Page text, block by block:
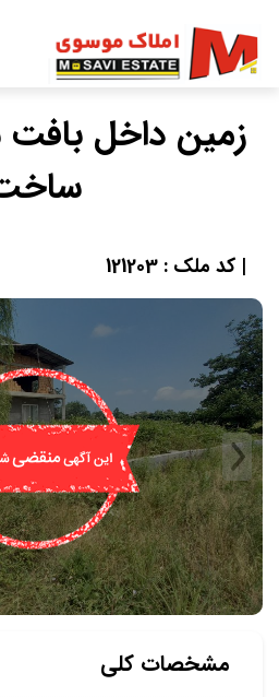
زمین داخل بافت
| کد ملک : 121203
مشخصات کلی